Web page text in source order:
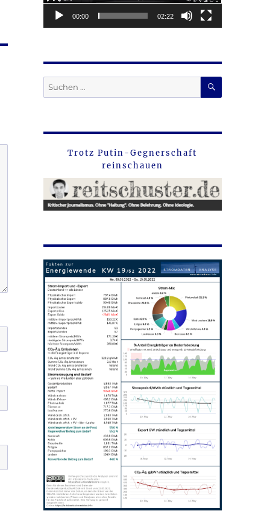
00:00 02:22
Suche
nach:
SUCHEN
Trotz Putin-Gegnerschaft
reinschauen